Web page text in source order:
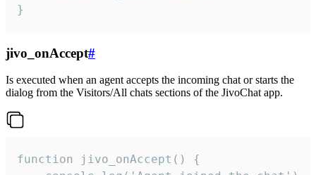
}
jivo_onAccept#
Is executed when an agent accepts the incoming chat or starts the
dialog from the Visitors/All chats sections of the JivoChat app.
function jivo_onAccept() {